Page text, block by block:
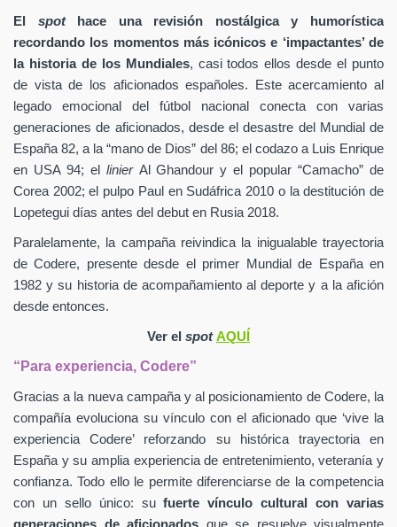
El spothace una revisión nostálgica y humorística
recordando los momentos más icónicos e ‘impactantes’ de
la historia de los Mundiales, casi todos ellos desde el punto
de vista de los aficionados españoles. Este acercamiento al
legado emocional del fútbol nacional conecta con varias
generaciones de aficionados, desde el desastre del Mundial de
España 82, a la “mano de Dios” del 86; el codazo a Luis Enrique
en USA 94; el linier Al Ghandour y el popular “Camacho” de
Corea 2002; el pulpo Paul en Sudáfrica 2010 o la destitución de
Lopetegui días antes del debut en Rusia 2018.
Paralelamente, la campaña reivindica la inigualable trayectoria
de Codere, presente desde el primer Mundial de España en
1982 y su historia de acompañamiento al deporte y a la afición
desde entonces.
Ver el spotAQUÍ
“Para experiencia, Codere”
Gracias a la nueva campaña y al posicionamiento de Codere, la
compañía evoluciona su vínculo con el aficionado que ‘vive la
experiencia Codere’ reforzando su histórica trayectoria en
España y su amplia experiencia de entretenimiento, veteranía y
confianza. Todo ello le permite diferenciarse de la competencia
con un sello único: sufuerte vínculo cultural con varias